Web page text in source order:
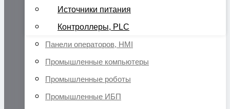
Источники питания
Контроллеры, PLC
Панели операторов, HMI
Промышленные компьютеры
Промышленные роботы
Промышленные ИБП